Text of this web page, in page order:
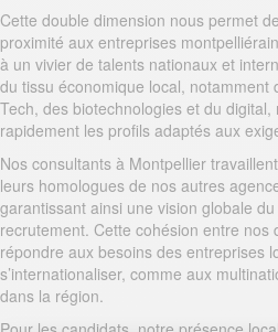
Cette double dimension nous permet
proximité aux entreprises
à un vivier de talents nationaux et
du tissu économique local, notamment
Tech, des biotechnologies et du digital,
rapidement les profils adaptés aux
Nos consultants à Montpellier
leurs homologues de nos autres
garantissant ainsi une vision globale
recrutement. Cette cohésion entre nos
répondre aux besoins des entreprises
s’internationaliser, comme aux
dans la région.